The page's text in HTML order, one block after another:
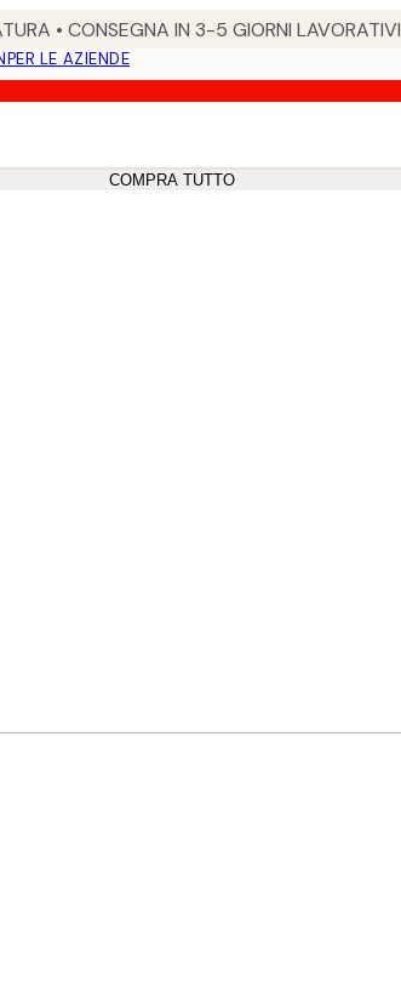
• CONSEGNA IN 3-5 GIORNI LAVORATIVI
PER LE AZIENDE
COMPRA TUTTO